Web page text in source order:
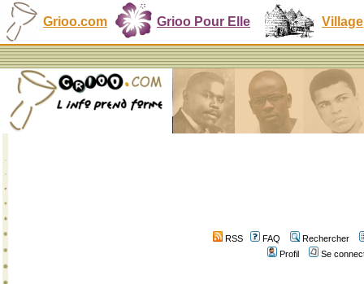
Grioo.com Grioo Pour Elle Village
RSS FAQ
Rechercher
Profil
Se